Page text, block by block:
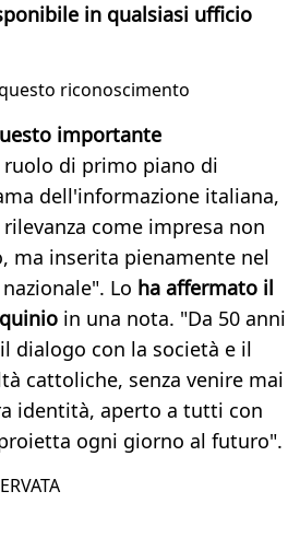
in qualsiasi ufficio
riconoscimento
importante
ruolo di primo piano di
dell'informazione italiana,
come impresa non
ma inserita pienamente nel
Lo ha affermato il
in una nota. "Da 50 anni
dialogo con la società e il
cattoliche, senza venire mai
identità, aperto a tutti con
ogni giorno al futuro".